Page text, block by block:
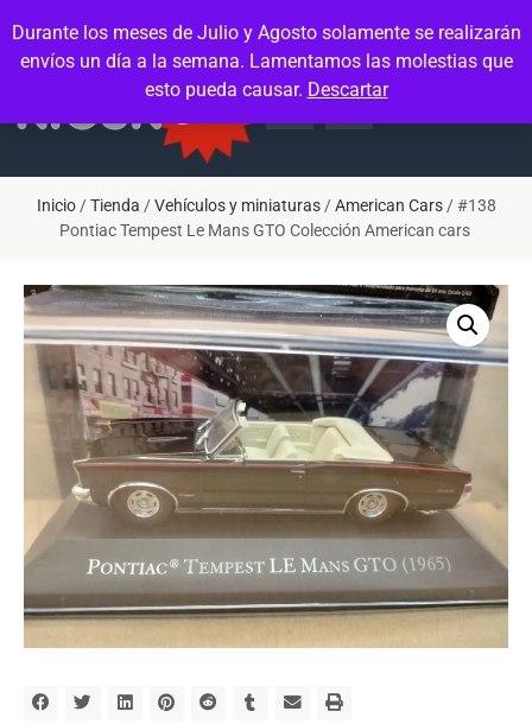
Durante los meses de Julio y Agosto solamente se realizarán
envíos un día a la semana. Lamentamos las molestias que
esto pueda causar. Descartar
Inicio/Tienda /Vehículos y miniaturas/American Cars/ #138
Pontiac Tempest Le Mans GTO Colección American cars